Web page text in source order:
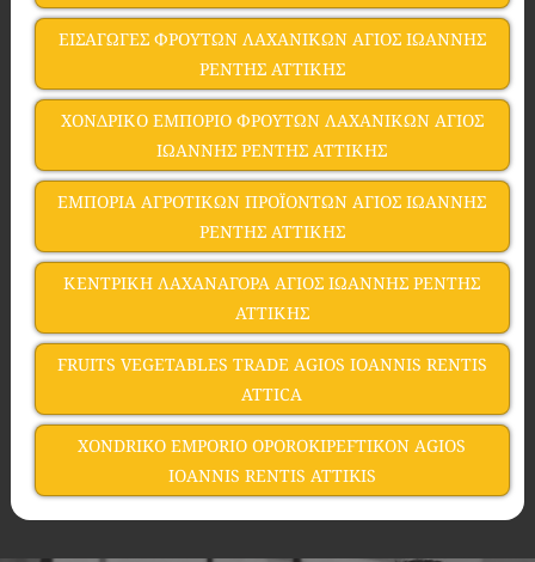
ΕΙΣΑΓΩΓΕΣ ΦΡΟΥΤΩΝ ΛΑΧΑΝΙΚΩΝ ΑΓΙΟΣ ΙΩΑΝΝΗΣ
ΡΕΝΤΗΣ ΑΤΤΙΚΗΣ
ΧΟΝΔΡΙΚΟ ΕΜΠΟΡΙΟ ΦΡΟΥΤΩΝ ΛΑΧΑΝΙΚΩΝ ΑΓΙΟΣ
ΙΩΑΝΝΗΣ ΡΕΝΤΗΣ ΑΤΤΙΚΗΣ
ΕΜΠΟΡΙΑ ΑΓΡΟΤΙΚΩΝ ΠΡΟΪΟΝΤΩΝ ΑΓΙΟΣ ΙΩΑΝΝΗΣ
ΡΕΝΤΗΣ ΑΤΤΙΚΗΣ
ΚΕΝΤΡΙΚΗ ΛΑΧΑΝΑΓΟΡΑ ΑΓΙΟΣ ΙΩΑΝΝΗΣ ΡΕΝΤΗΣ
ΑΤΤΙΚΗΣ
FRUITS VEGETABLES TRADE AGIOS IOANNIS RENTIS
ATTICA
XONDRIKO EMPORIO OPOROKIPEFTIKON AGIOS
IOANNIS RENTIS ATTIKIS